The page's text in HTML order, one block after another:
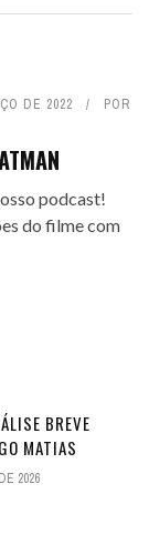
DE 2022
POR
podcast!
do filme com
BREVE
MATIAS
2026